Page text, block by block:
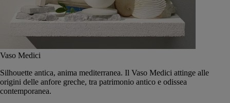
Vaso Medici
Silhouette antica, anima mediterranea. Il Vaso Medici attinge alle
origini delle anfore greche, tra patrimonio antico e odissea
contemporanea.